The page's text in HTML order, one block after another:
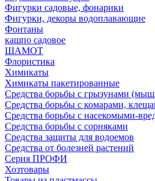
Фигурки садовые, фонарики
Фигурки, декоры водоплавающие
Фонтаны
кашпо садовое
ШАМОТ
Флористика
Химикаты
Химикаты пакетированные
Средства борьбы с грызунами
Средства борьбы с комарами,
Средства борьбы с насекомыми-
Средства борьбы с сорняками
Средства защиты для водоемов
Средства от болезней растений
Серия ПРОФИ
Хозтовары